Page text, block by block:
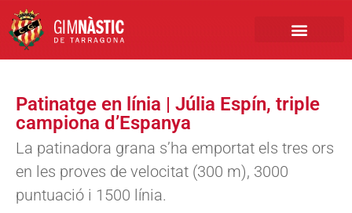
Patinatge en línia | Júlia Espín, triple
campiona d’Espanya
La patinadora grana s’ha emportat els tres ors
en les proves de velocitat (300 m), 3000
puntuació i 1500 línia.